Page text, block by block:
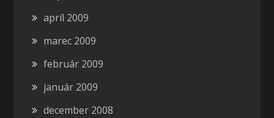
apríl 2009
marec 2009
február 2009
január 2009
december 2008